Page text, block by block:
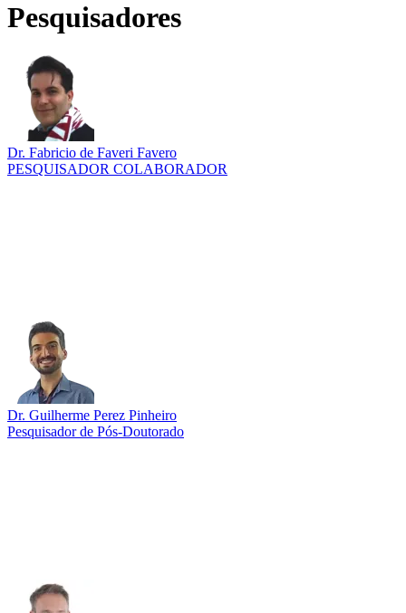
Pesquisadores
Dr. Fabricio de Faveri Favero
PESQUISADOR COLABORADOR
Dr. Guilherme Perez Pinheiro
Pesquisador de Pós-Doutorado